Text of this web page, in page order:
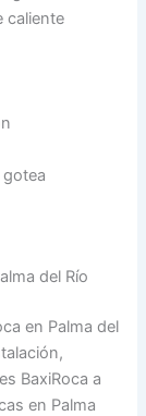
caliente
del Río
en Palma del
BaxiRoca a
en Palma